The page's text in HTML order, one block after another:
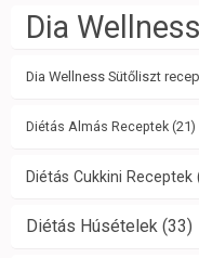
Dia
Dia Wellness Sütőliszt
Diétás Almás Receptek (21)
Diétás Cukkini Receptek
Diétás Húsételek (33)